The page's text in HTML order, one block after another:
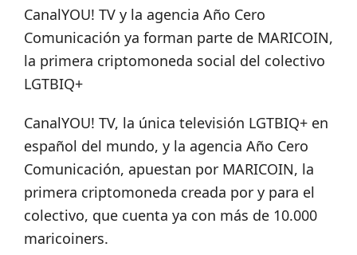
CanalYOU! TV y la agencia Año Cero
Comunicación ya forman parte de MARICOIN,
la primera criptomoneda social del colectivo
LGTBIQ+
CanalYOU! TV, la única televisión LGTBIQ+ en
español del mundo, y la agencia Año Cero
Comunicación, apuestan por MARICOIN, la
primera criptomoneda creada por y para el
colectivo, que cuenta ya con más de 10.000
maricoiners.